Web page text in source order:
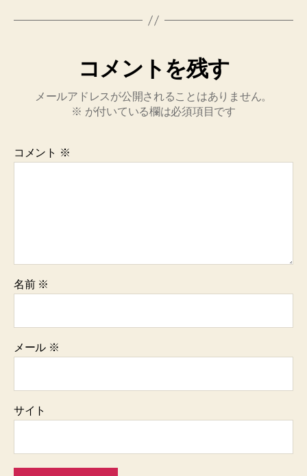
コメントを残す
メールアドレスが公開されることはありません。
※ が付いている欄は必須項目です
コメント ※
名前 ※
メール ※
サイト